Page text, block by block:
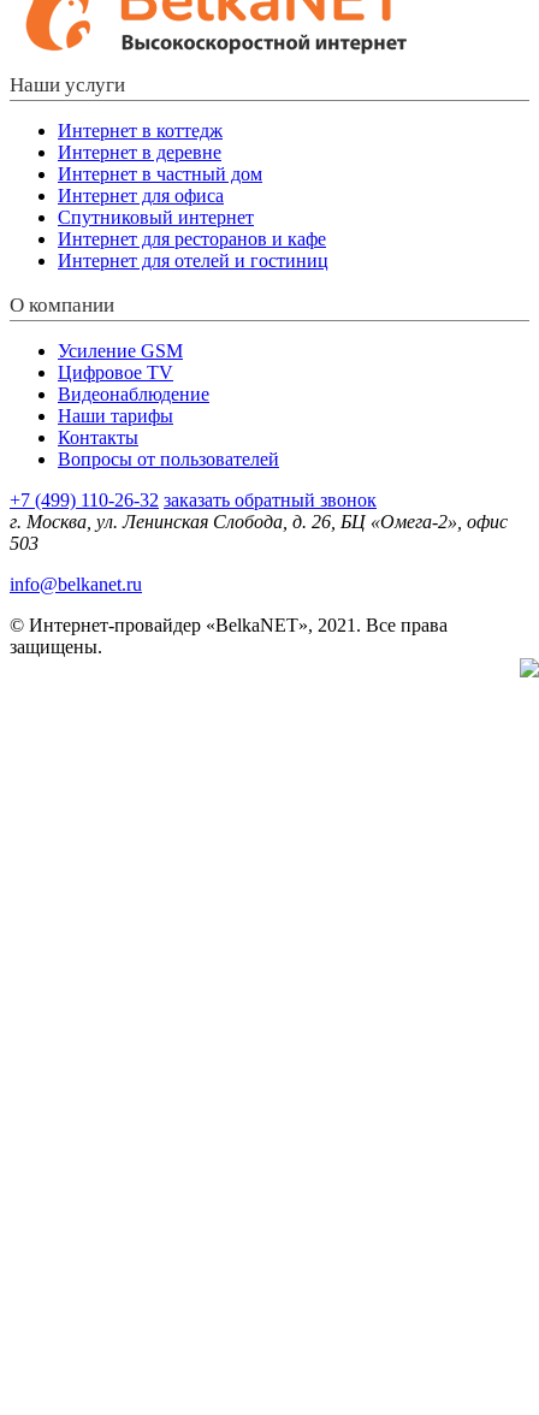
Наши услуги
Интернет в коттедж
Интернет в деревне
Интернет в частный дом
Интернет для офиса
Спутниковый интернет
Интернет для ресторанов и кафе
Интернет для отелей и гостиниц
О компании
Усиление GSM
Цифровое TV
Видеонаблюдение
Наши тарифы
Контакты
Вопросы от пользователей
+7 (499) 110-26-32 заказать обратный звонок
г. Москва, ул. Ленинская Слобода, д. 26, БЦ «Омега-2», офис
503
info@belkanet.ru
© Интернет-провайдер «BelkaNET», 2021. Все права
защищены.